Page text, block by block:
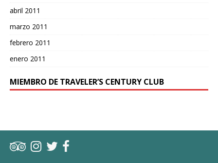
abril 2011
marzo 2011
febrero 2011
enero 2011
MIEMBRO DE TRAVELER’S CENTURY CLUB